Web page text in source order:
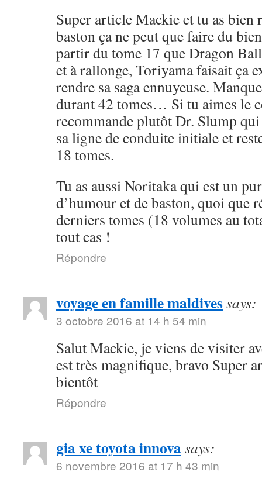
Super article Mackie et tu as bien
baston ça ne peut que faire du
partir du tome 17 que Dragon
et à rallonge, Toriyama faisait ça
rendre sa saga ennuyeuse.
durant 42 tomes… Si tu aimes le
recommande plutôt Dr. Slump qui
sa ligne de conduite initiale et
18 tomes.
Tu as aussi Noritaka qui est un
d’humour et de baston, quoi que
derniers tomes (18 volumes au
tout cas !
Répondre
voyage en famille maldivessays:
3 octobre 2016 at 14 h 54 min
Salut Mackie, je viens de visiter
est très magnifique, bravo Super
bientôt
Répondre
gia xe toyota innovasays:
6 novembre 2016 at 17 h 43 min